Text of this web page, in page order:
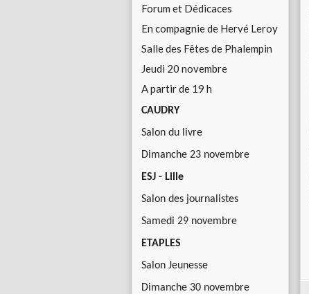
Forum et Dédicaces
En compagnie de Hervé Leroy
Salle des Fêtes de Phalempin
Jeudi 20 novembre
A partir de 19 h
CAUDRY
Salon du livre
Dimanche 23 novembre
ESJ - Lille
Salon des journalistes
Samedi 29 novembre
ETAPLES
Salon Jeunesse
Dimanche 30 novembre